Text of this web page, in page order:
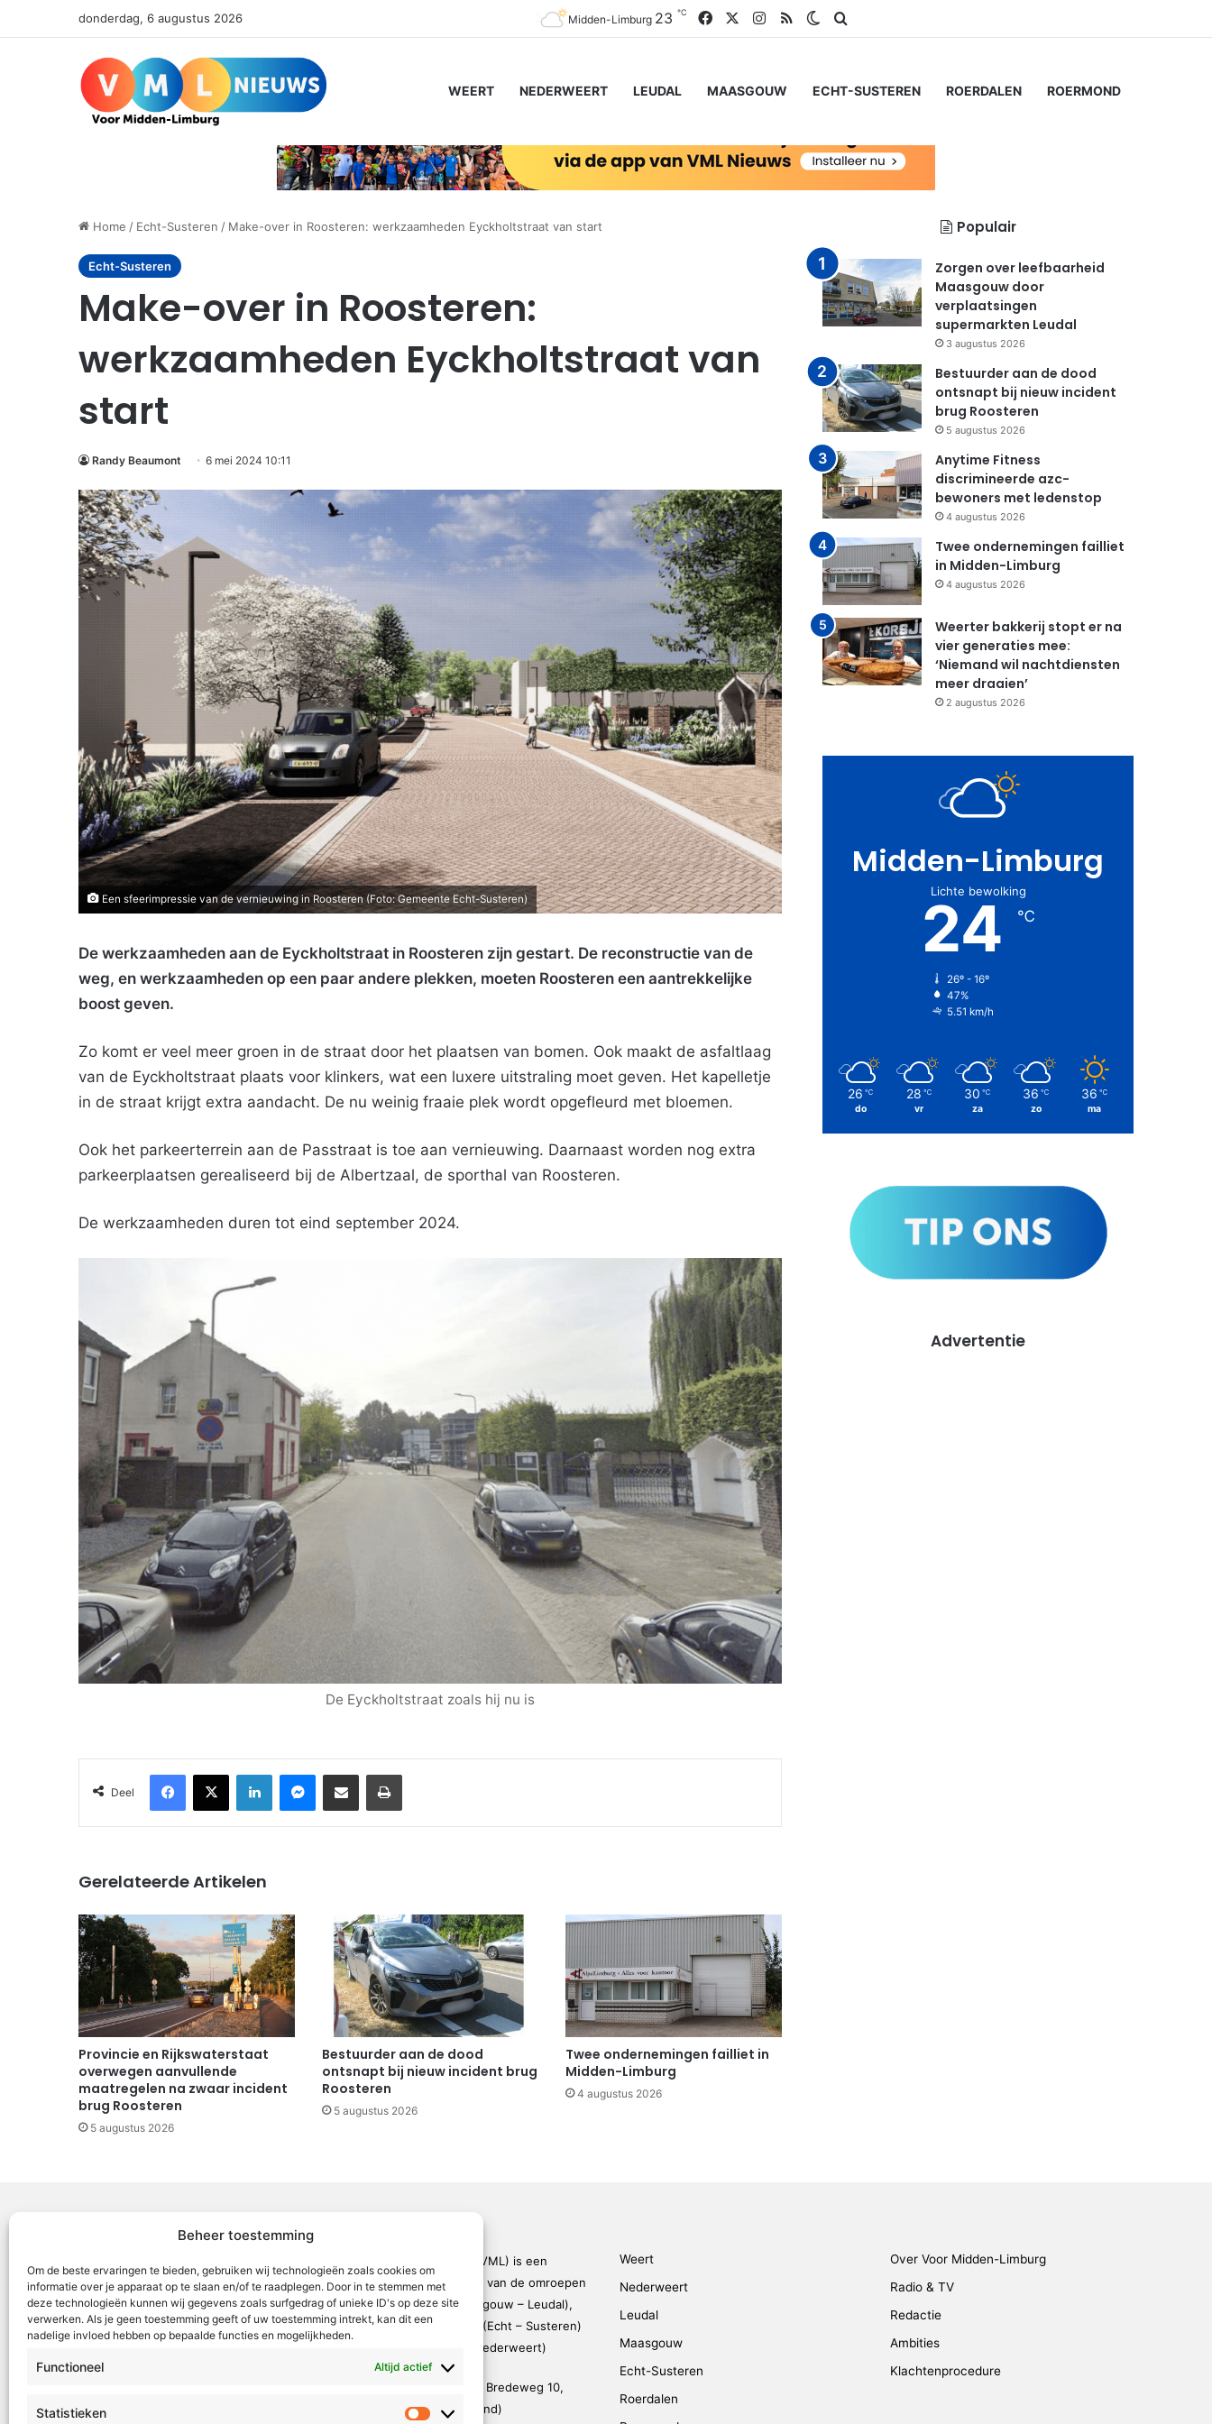
Beheer toestemming
Om de beste ervaringen te bieden, gebruiken wij technologieën zoals cookies om
informatie over je apparaat op te slaan en/of te raadplegen. Door in te stemmen met
deze technologieën kunnen wij gegevens zoals surfgedrag of unieke ID's op deze site
verwerken. Als je geen toestemming geeft of uw toestemming intrekt, kan dit een
nadelige invloed hebben op bepaalde functies en mogelijkheden.
Functioneel Altijd actief
Statistieken
Statistieken
donderdag, 6 augustus 2026 Midden-Limburg 23 ℃ FacebookInstagram
RSS Switch skin
WEERT NEDERWEERT LEUDAL MAASGOUW ECHT-SUSTEREN ROERDALEN ROERMOND
Home / Echt-Susteren / Make-over in Roosteren: werkzaamheden Eyckholtstraat van start
Echt-Susteren
Make-over in Roosteren:
werkzaamheden Eyckholtstraat van
start
Randy Beaumont 6 mei 2024 10:11
Een sfeerimpressie van de vernieuwing in Roosteren (Foto: Gemeente Echt-Susteren)
De werkzaamheden aan de Eyckholtstraat in Roosteren zijn gestart. De reconstructie van de
weg, en werkzaamheden op een paar andere plekken, moeten Roosteren een aantrekkelijke
boost geven.
Zo komt er veel meer groen in de straat door het plaatsen van bomen. Ook maakt de asfaltlaag
van de Eyckholtstraat plaats voor klinkers, wat een luxere uitstraling moet geven. Het kapelletje
in de straat krijgt extra aandacht. De nu weinig fraaie plek wordt opgefleurd met bloemen.
Ook het parkeerterrein aan de Passtraat is toe aan vernieuwing. Daarnaast worden nog extra
parkeerplaatsen gerealiseerd bij de Albertzaal, de sporthal van Roosteren.
De werkzaamheden duren tot eind september 2024.
De Eyckholtstraat zoals hij nu is
Deel
Facebook
X LinkedInMessenger
Deel via Email Print
Gerelateerde Artikelen
Provincie en Rijkswaterstaat
overwegen aanvullende
maatregelen na zwaar incident
brug Roosteren
5 augustus 2026
Bestuurder aan de dood
ontsnapt bij nieuw incident brug
Roosteren
5 augustus 2026
Twee ondernemingen failliet in
Midden-Limburg
4 augustus 2026
Populair
Zorgen over leefbaarheid
Maasgouw door
verplaatsingen
supermarkten Leudal
3 augustus 2026
Bestuurder aan de dood
ontsnapt bij nieuw incident
brug Roosteren
5 augustus 2026
Anytime Fitness
discrimineerde azc-
bewoners met ledenstop
4 augustus 2026
Twee ondernemingen failliet
in Midden-Limburg
4 augustus 2026
Weerter bakkerij stopt er na
vier generaties mee:
‘Niemand wil nachtdiensten
meer draaien’
2 augustus 2026
Midden-Limburg
Lichte bewolking
24 ℃
26º - 16º
47%
5.51 km/h
26 ℃
do
28 ℃
vr
30 ℃
za
36 ℃
zo
36 ℃
ma
Advertentie
Voor Midden-Limburg (VML) is een
samenwerkingsverband van de omroepen
ML5 (Roermond – Maasgouw – Leudal),
OR6 (Roerdalen), SOL2 (Echt – Susteren)
en WeertFM (Weert – Nederweert)
VML is gevestigd op de Bredeweg 10,
Roermond (De Weerstand)
Weert
Nederweert
Leudal
Maasgouw
Echt-Susteren
Roerdalen
Over Voor Midden-Limburg
Radio & TV
Redactie
Ambities
Klachtenprocedure